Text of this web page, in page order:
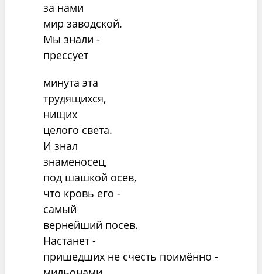
за нами
мир заводской.
Мы знали -
прессует
минута эта
трудящихся,
нищих
целого света.
И знал
знаменосец,
под шашкой осев,
что кровь его -
самый
вернейший посев.
Настанет -
пришедших не счесть поимённо -